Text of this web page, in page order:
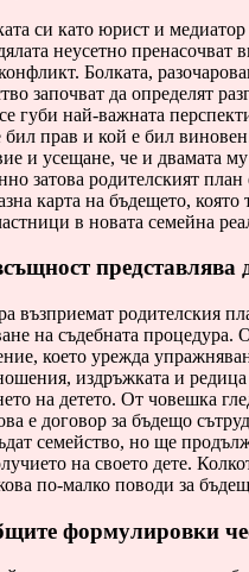
си като юрист и
неусетно
Болката,
започват да определят
губи най-важната
бил прав и кой е бил
и усещане, че и двамата
затова родителският
карта на бъдещето,
в новата семейна
представлява
възприемат родителския
на съдебната процедура.
което урежда
издръжката и
на детето. От човешка
е договор за бъдещо
семейство, но ще
на своето дете.
по-малко поводи за
формулировки